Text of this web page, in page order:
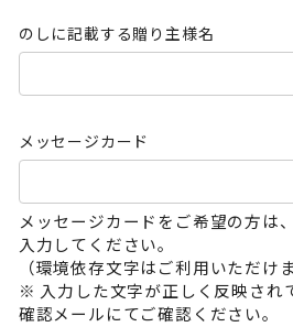
のしに記載する贈り主様名
メッセージカード
メッセージカードをご希望の方は
入力してください。
（環境依存文字はご利用いただけ
※ 入力した文字が正しく反映され
確認メールにてご確認ください。